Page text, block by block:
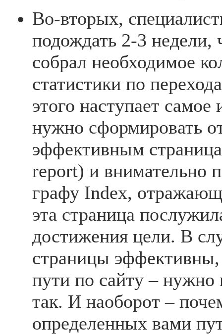
Во-вторых,
подождать 2-3 недели,
собрал необходимое
статистики по
этого наступает самое
нужно сформировать
эффективным
report) и внимательно
графу Index,
эта страница
достижения цели. В
страницы
пути по сайту – нужно
так. И наоборот –
определенных вами